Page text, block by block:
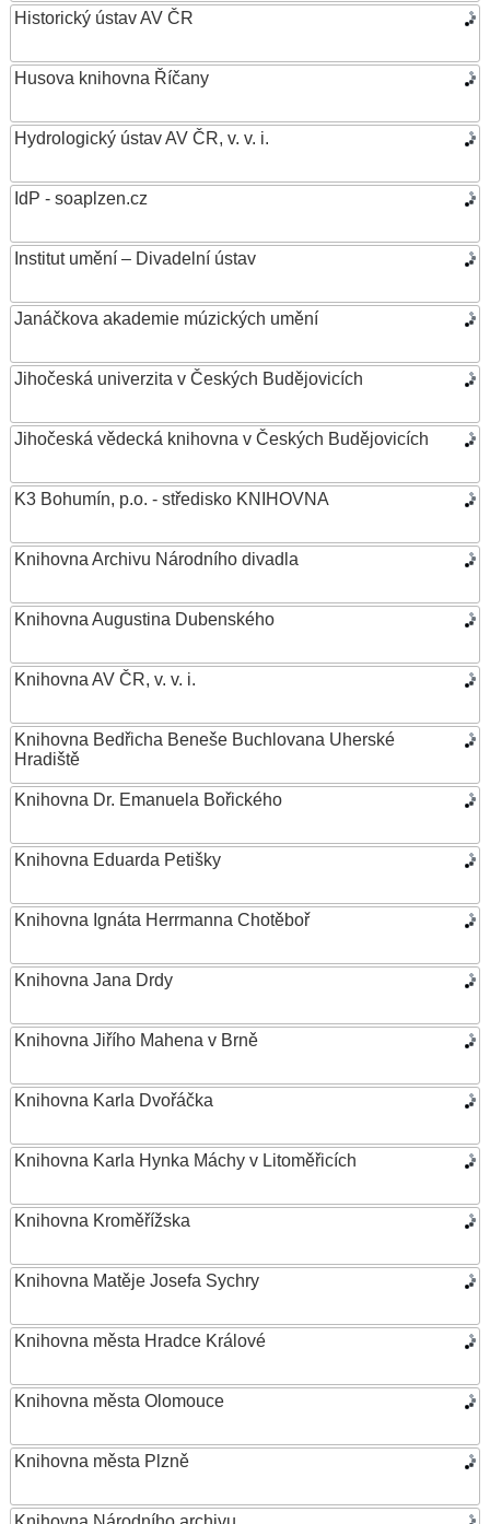
Historický ústav AV ČR
Husova knihovna Říčany
Hydrologický ústav AV ČR, v. v. i.
IdP - soaplzen.cz
Institut umění – Divadelní ústav
Janáčkova akademie múzických umění
Jihočeská univerzita v Českých Budějovicích
Jihočeská vědecká knihovna v Českých Budějovicích
K3 Bohumín, p.o. - středisko KNIHOVNA
Knihovna Archivu Národního divadla
Knihovna Augustina Dubenského
Knihovna AV ČR, v. v. i.
Knihovna Bedřicha Beneše Buchlovana Uherské
Hradiště
Knihovna Dr. Emanuela Bořického
Knihovna Eduarda Petišky
Knihovna Ignáta Herrmanna Chotěboř
Knihovna Jana Drdy
Knihovna Jiřího Mahena v Brně
Knihovna Karla Dvořáčka
Knihovna Karla Hynka Máchy v Litoměřicích
Knihovna Kroměřížska
Knihovna Matěje Josefa Sychry
Knihovna města Hradce Králové
Knihovna města Olomouce
Knihovna města Plzně